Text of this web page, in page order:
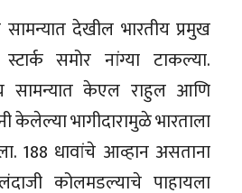
देखील भारतीय प्रमुख
समोर नांग्या टाकल्या.
सामन्यात केएल राहुल आणि
केलेल्या भागीदारामुळे भारताला
188 धावांचे आव्हान असताना
कोलमडल्याचे पाहायला